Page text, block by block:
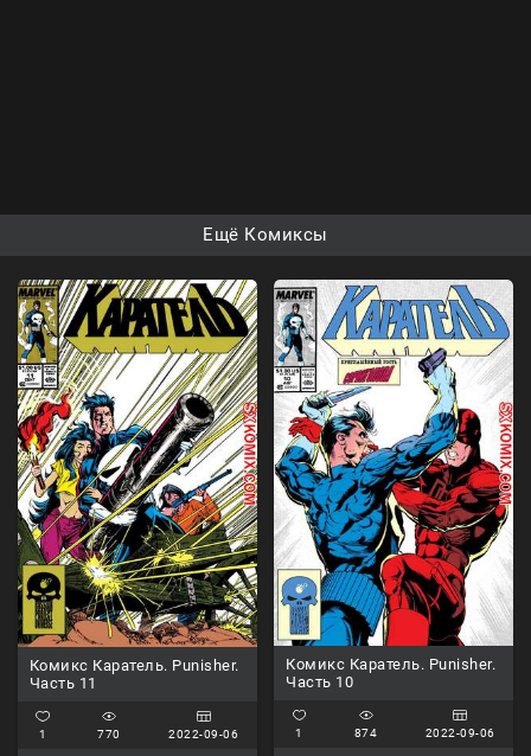
Ещё Комиксы
Комикс Каратель. Punisher.
Часть 11
1 770 2022-09-06
Комикс Каратель. Punisher.
Часть 10
1 874 2022-09-06